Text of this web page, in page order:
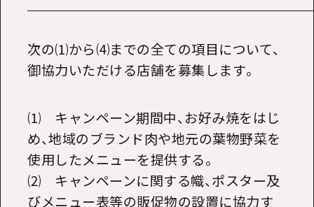
次の⑴から⑷までの全ての項目について、
御協力いただける店舗を募集します。
⑴ キャンペーン期間中、お好み焼をはじ
め、地域のブランド肉や地元の葉物野菜を
使用したメニューを提供する。
⑵ キャンペーンに関する幟、ポスター及
びメニュー表等の販促物の設置に協力す